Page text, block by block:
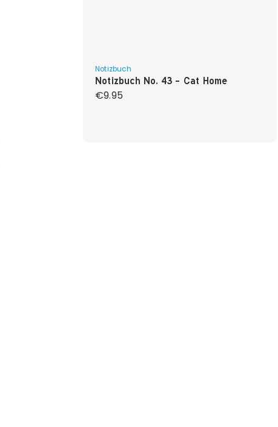
Notizbuch
Notizbuch No. 43 - Cat Home
Regular price:
€9.95